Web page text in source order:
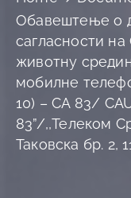
Обавештење о
сагласности на
животну
мобилне
10) – CA 83/
83”/,,Телеком
Таковска бр. 2,